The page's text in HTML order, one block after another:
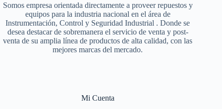
Somos empresa orientada directamente a proveer repuestos y
equipos para la industria nacional en el área de
Instrumentación, Control y Seguridad Industrial . Donde se
desea destacar de sobremanera el servicio de venta y post-
venta de su amplia línea de productos de alta calidad, con las
mejores marcas del mercado.
Mi Cuenta